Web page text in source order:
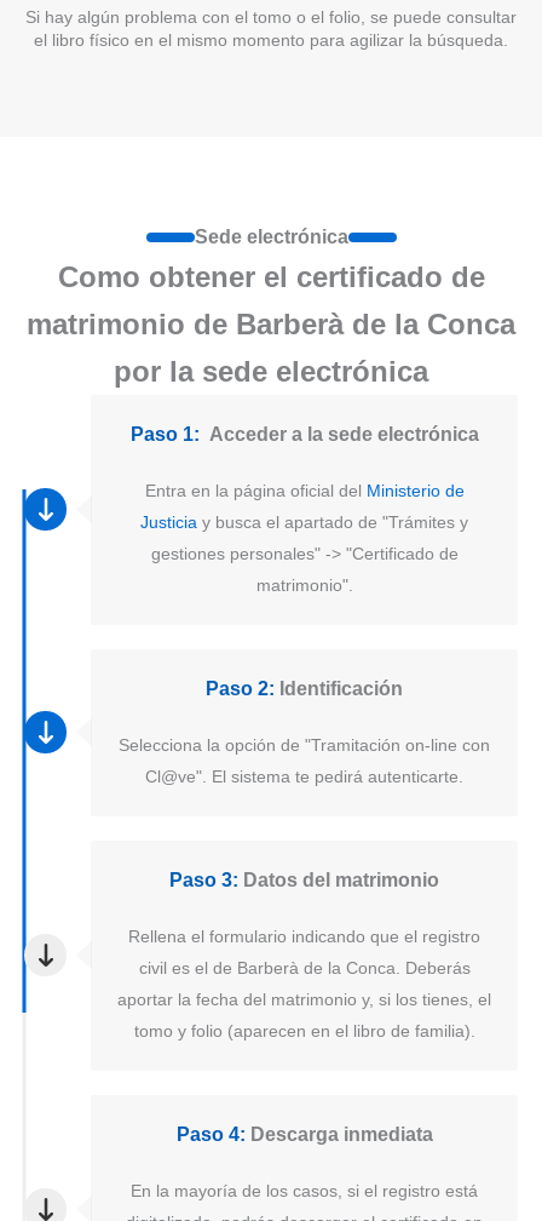
Si hay algún problema con el tomo o el folio, se puede consultar
el libro físico en el mismo momento para agilizar la búsqueda.
Sede electrónica
Como obtener el certificado de
matrimonio de Barberà de la Conca
por la sede electrónica
Paso 1: Acceder a la sede electrónica
Entra en la página oficial del Ministerio de
Justicia y busca el apartado de "Trámites y
gestiones personales" -> "Certificado de
matrimonio".
Paso 2: Identificación
Selecciona la opción de "Tramitación on-line con
Cl@ve". El sistema te pedirá autenticarte.
Paso 3: Datos del matrimonio
Rellena el formulario indicando que el registro
civil es el de Barberà de la Conca. Deberás
aportar la fecha del matrimonio y, si los tienes, el
tomo y folio (aparecen en el libro de familia).
Paso 4: Descarga inmediata
En la mayoría de los casos, si el registro está